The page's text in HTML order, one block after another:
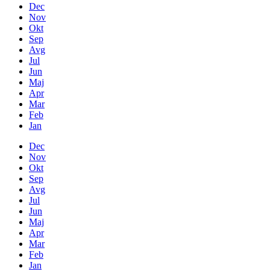
Dec
Nov
Okt
Sep
Avg
Jul
Jun
Maj
Apr
Mar
Feb
Jan
Dec
Nov
Okt
Sep
Avg
Jul
Jun
Maj
Apr
Mar
Feb
Jan